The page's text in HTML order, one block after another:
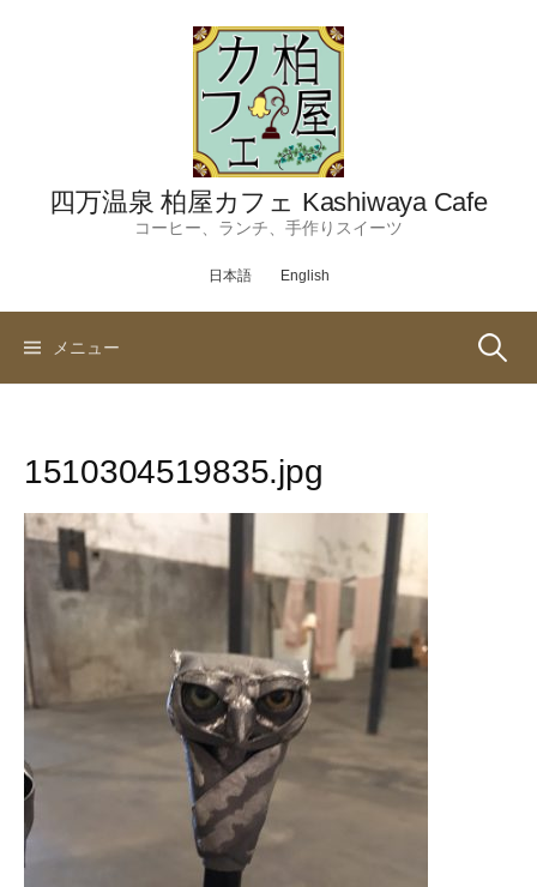
四万温泉 柏屋カフェ Kashiwaya Cafe
コーヒー、ランチ、手作りスイーツ
日本語 English
メニュー 検
1510304519835.jpg